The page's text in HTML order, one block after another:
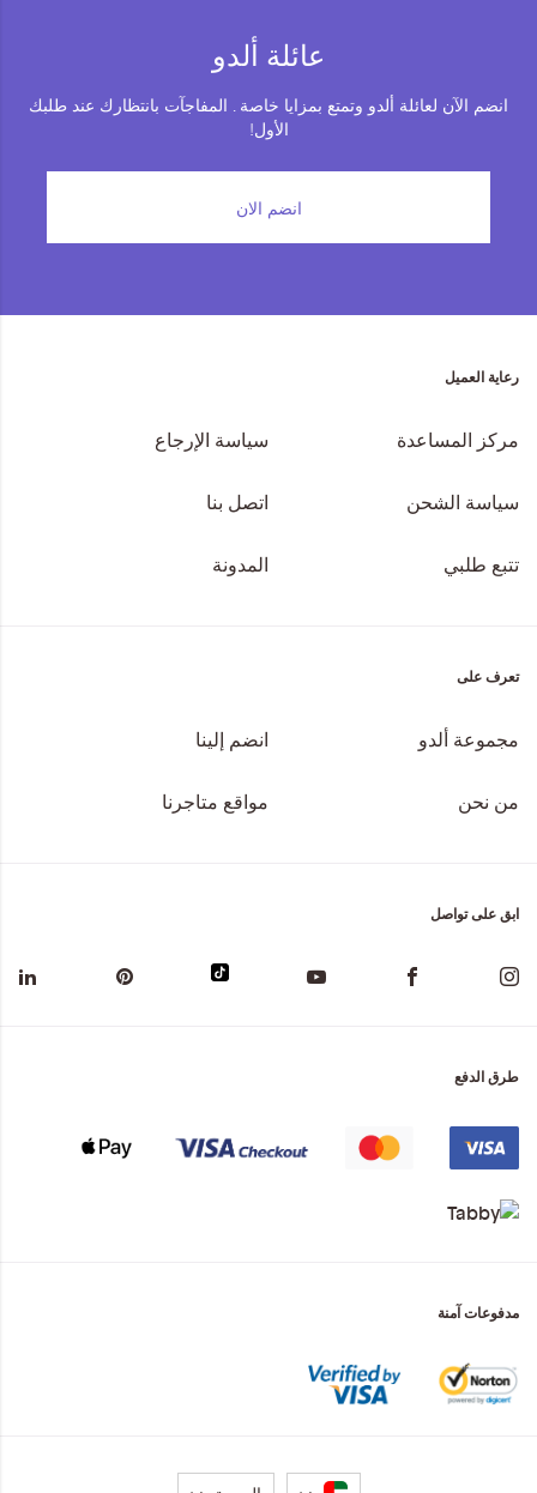
عائلة ألدو
انضم الآن لعائلة ألدو وتمتع بمزايا خاصة . المفاجآت بانتظارك عند طلبك
الأول!
انضم الان
رعاية العميل
مركز المساعدة سياسة الإرجاع
سياسة الشحن اتصل بنا
تتبع طلبي المدونة
تعرف على
مجموعة ألدو انضم إلينا
من نحن مواقع متاجرنا
ابق على تواصل
طرق الدفع
مدفوعات آمنة